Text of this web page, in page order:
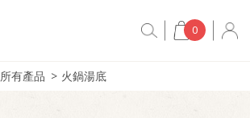
0
所有產品 火鍋湯底